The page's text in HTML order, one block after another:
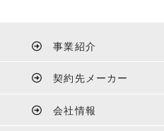
事業紹介
契約先メーカー
会社情報